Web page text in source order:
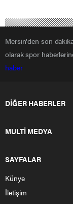
Mersin'den son
olarak spor
haber
DİĞER HABERLER
MULTİ MEDYA
SAYFALAR
Künye
İletişim